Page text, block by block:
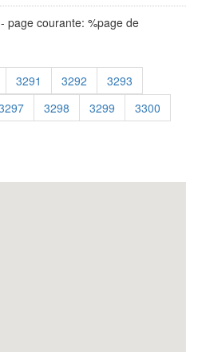
page courante: %page de
3291 3292
3293
3298 3299
3300